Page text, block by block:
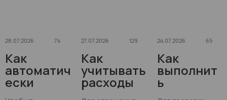
28.07.2026 74
Как
автоматич
ески
установит
27.07.2026 129
Как
учитывать
расходы
на
24.07.2026 65
Как
выполнит
ь
проверку